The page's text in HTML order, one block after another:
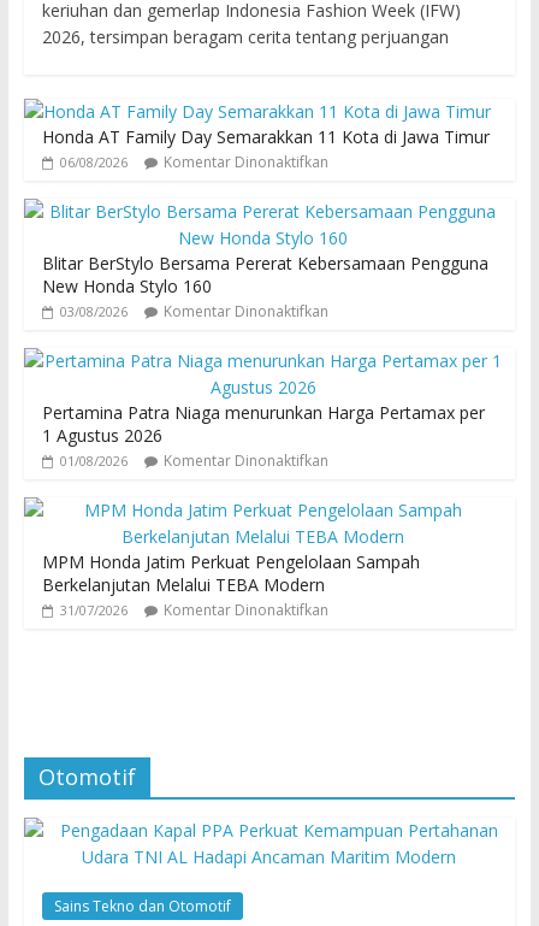
keriuhan dan gemerlap Indonesia Fashion Week (IFW)
2026, tersimpan beragam cerita tentang perjuangan
Honda AT Family Day Semarakkan 11 Kota di Jawa Timur
06/08/2026 Komentar Dinonaktifkan
Blitar BerStylo Bersama Pererat Kebersamaan Pengguna
New Honda Stylo 160
03/08/2026 Komentar Dinonaktifkan
Pertamina Patra Niaga menurunkan Harga Pertamax per
1 Agustus 2026
01/08/2026 Komentar Dinonaktifkan
MPM Honda Jatim Perkuat Pengelolaan Sampah
Berkelanjutan Melalui TEBA Modern
31/07/2026 Komentar Dinonaktifkan
Otomotif
Sains Tekno dan Otomotif